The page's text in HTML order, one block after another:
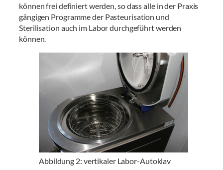
können frei definiert werden, so dass alle in der Praxis
gängigen Programme der Pasteurisation und
Sterilisation auch im Labor durchgeführt werden
können.
Abbildung 2: vertikaler Labor-Autoklav